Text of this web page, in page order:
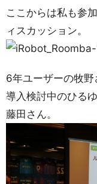
ここからは私も参
ィスカッション。
6年ユーザーの牧
導入検討中のひる
藤田さん。